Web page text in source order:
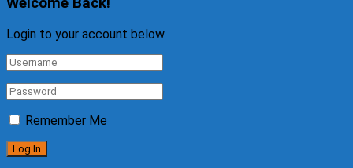
Login to your account below
Remember Me